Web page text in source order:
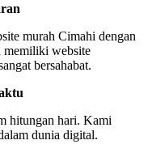
murah Cimahi dengan
memiliki website
bersahabat.
hitungan hari. Kami
dunia digital.